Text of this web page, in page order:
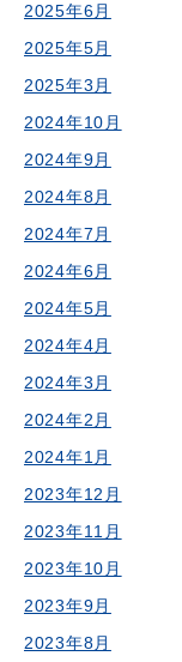
2025年6月
2025年5月
2025年3月
2024年10月
2024年9月
2024年8月
2024年7月
2024年6月
2024年5月
2024年4月
2024年3月
2024年2月
2024年1月
2023年12月
2023年11月
2023年10月
2023年9月
2023年8月